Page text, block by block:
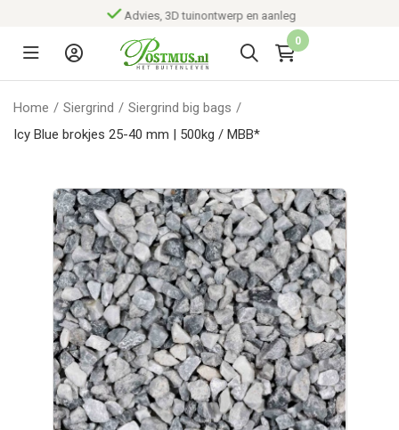
Advies, 3D tuinontwerp en aanleg
0
Home / Siergrind / Siergrind big bags /
Icy Blue brokjes 25-40 mm | 500kg / MBB*